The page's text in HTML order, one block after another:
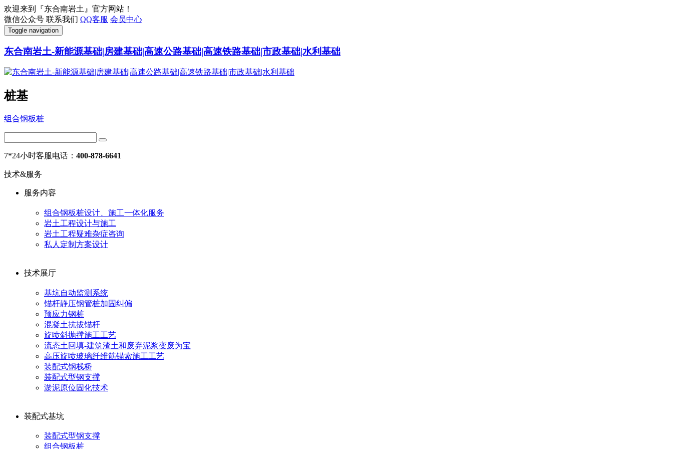
欢迎来到『东合南岩土』官方网站！
微信公众号 联系我们 QQ客服 会员中心
Toggle navigation
东合南岩土-新能源基础|房建基础|高速公路基础|高速铁路基础|市政基础|水利基础
桩基
组合钢板桩
7*24小时客服电话： 400-878-6641
技术&服务
服务内容
组合钢板桩设计、施工一体化服务
岩土工程设计与施工
岩土工程疑难杂症咨询
私人定制方案设计
技术展厅
基坑自动监测系统
锚杆静压钢管桩加固纠偏
预应力钢桩
混凝土抗拔锚杆
旋喷斜抛撑施工工艺
流态土回填-建筑渣土和废弃泥浆变废为宝
高压旋喷玻璃纤维筋锚索施工工艺
装配式钢栈桥
装配式型钢支撑
淤泥原位固化技术
装配式基坑
装配式型钢支撑
组合钢板桩